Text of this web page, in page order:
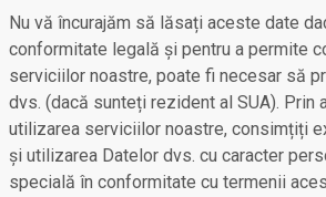
Nu vă încurajăm să lăsați aceste date
conformitate legală și pentru a permite
serviciilor noastre, poate fi necesar să
dvs. (dacă sunteți rezident al SUA). Prin
utilizarea serviciilor noastre, consimțiți
și utilizarea Datelor dvs. cu caracter
specială în conformitate cu termenii